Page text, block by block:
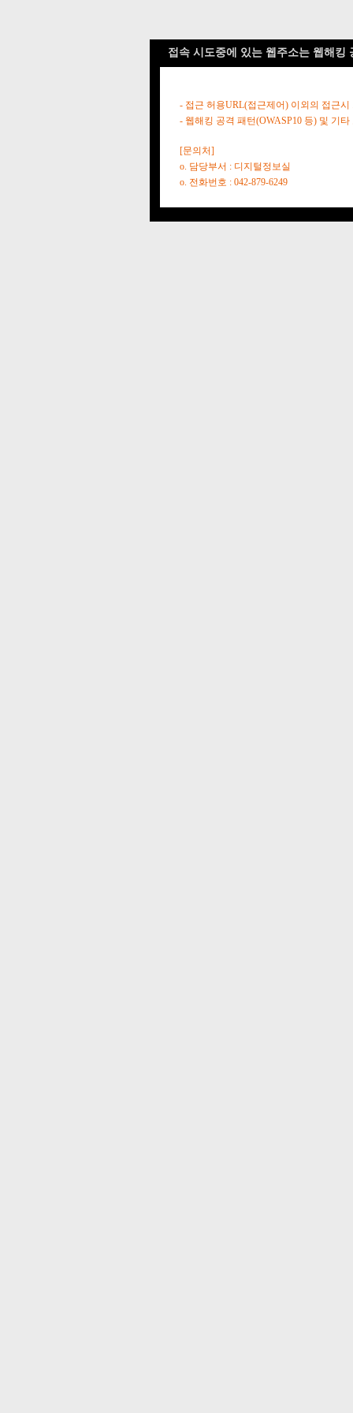
접속 시도중에 있는 웹주소는 웹해킹
- 접근 허용URL(접근제어) 이외의 접근시
- 웹해킹 공격 패턴(OWASP10 등) 및 기
[문의처]
o. 담당부서 : 디지털정보실
o. 전화번호 : 042-879-6249